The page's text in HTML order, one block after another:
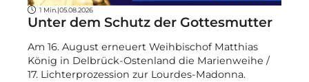
1 Min. |05.08.2026
Unter dem Schutz der Gottesmutter
Am 16. August erneuert Weihbischof Matthias
König in Delbrück-Ostenland die Marienweihe /
17. Lichterprozession zur Lourdes-Madonna.